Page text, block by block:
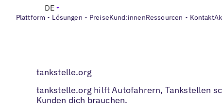
Plattform Lösungen PreiseKund:innenRessourcen Kontakt
DE
tankstelle.org
tankstelle.org hilft Autofahrern, Tankstellen
Kunden dich brauchen.